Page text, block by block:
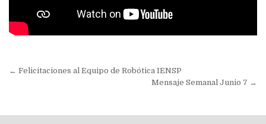
Navegación
← Felicitaciones al Equipo de Robótica IENSP
Mensaje Semanal Junio 7 →